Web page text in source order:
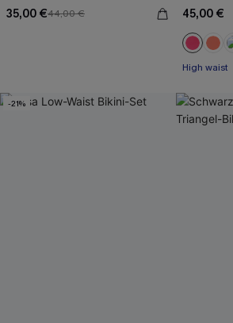
35,00 €44,00 € 45,00 €
High waist
-21%